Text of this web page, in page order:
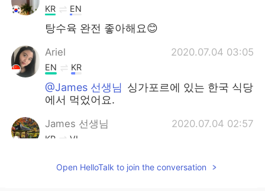
KR EN
탕수육 완전 좋아해요😊
Ariel 2020.07.04 03:05
EN KR
@James 선생님 싱가포르에 있는 한국 식당
에서 먹었어요.
James 선생님 2020.07.04 02:57
KR VI
Open HelloTalk to join the conversation